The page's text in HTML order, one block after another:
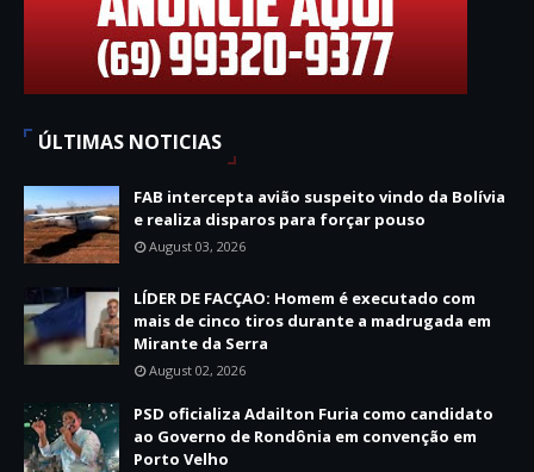
ÚLTIMAS NOTICIAS
FAB intercepta avião suspeito vindo da Bolívia
e realiza disparos para forçar pouso
August 03, 2026
LÍDER DE FACÇAO: Homem é executado com
mais de cinco tiros durante a madrugada em
Mirante da Serra
August 02, 2026
PSD oficializa Adailton Furia como candidato
ao Governo de Rondônia em convenção em
Porto Velho